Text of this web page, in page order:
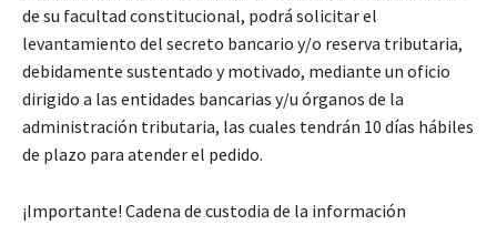
de su facultad constitucional, podrá solicitar el
levantamiento del secreto bancario y/o reserva tributaria,
debidamente sustentado y motivado, mediante un oficio
dirigido a las entidades bancarias y/u órganos de la
administración tributaria, las cuales tendrán 10 días hábiles
de plazo para atender el pedido.
¡Importante! Cadena de custodia de la información